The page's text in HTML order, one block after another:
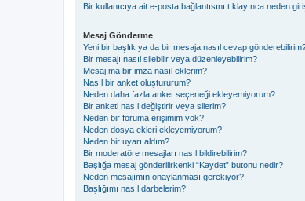
Bir kullanıcıya ait e-posta bağlantısını tıklayınca neden
Mesaj Gönderme
Yeni bir başlık ya da bir mesaja nasıl cevap
Bir mesajı nasıl silebilir veya düzenleyebilirim?
Mesajıma bir imza nasıl eklerim?
Nasıl bir anket oluştururum?
Neden daha fazla anket seçeneği ekleyemiyorum?
Bir anketi nasıl değiştirir veya silerim?
Neden bir foruma erişimim yok?
Neden dosya ekleri ekleyemiyorum?
Neden bir uyarı aldım?
Bir moderatöre mesajları nasıl bildirebilirim?
Başlığa mesaj gönderilirkenki “Kaydet” butonu nedir?
Neden mesajımın onaylanması gerekiyor?
Başlığımı nasıl darbelerim?